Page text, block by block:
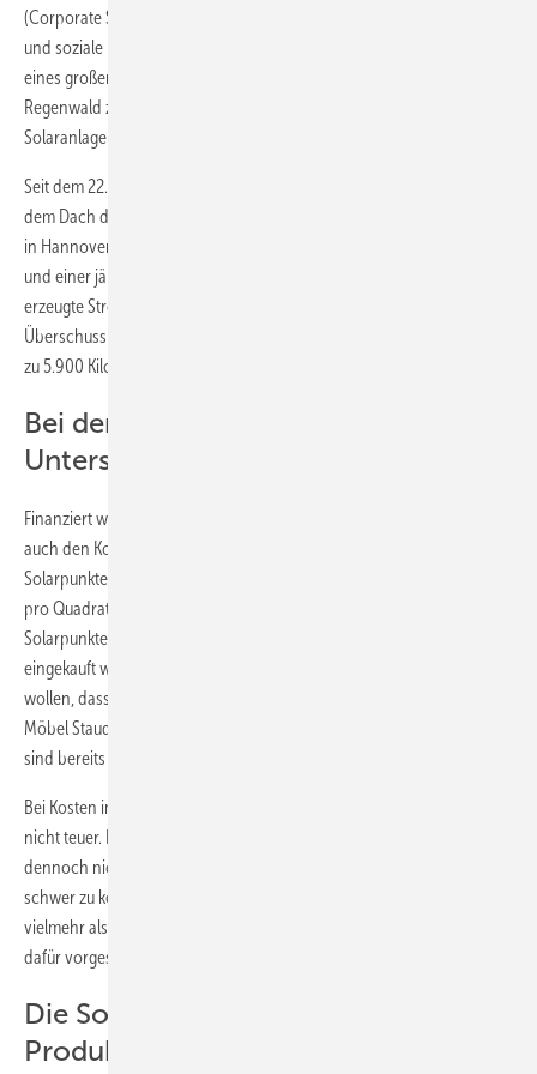
(Corporate Social Responsibility), bei dem Unternehmen ökologische
und soziale Projekte finanziell unterstützen. Das Prinzip ähnelt dem
eines großen Bierbrauers, der über den Verkauf seiner Getränke den
Regenwald zu schützen versucht. Nur geht es statt um Wald nun um
Solaranlagen.
Seit dem 22. Mai 2014 ist die erste Photovoltaikanlage eingeweiht. Auf
dem Dach des Winnicott-Instituts für Kinder- und Jugendpsychologie
in Hannover steht jetzt eine 11,9-Kilowatt-Solaranlage mit 46 Modulen
und einer jährlichen Leistung von 10.800 Kilowattstunden. Der
erzeugte Strom kommt der Einrichtung selbst zugute. Ebenso, was an
Überschuss ins Netz eingespeist wird. Künftig werden so jährlich bis
zu 5.900 Kilogramm CO2 vermieden.
Bei der Finanzierung gab es
Unterstützung
Finanziert wurde die Anlage zunächst von dem Verein Grünstrom, der
auch den Kontakt zu dem Institut hergestellt hat. Jetzt müssen die
Solarpunkte, die für die Anlage ausgegeben werden – bei einem Punkt
pro Quadratzentimeter kommen bei dem Winnicott-Institut 750.000
Solarpunkte zusammen – nur noch von Partnerunternehmen
eingekauft werden. Das sind vor allem Unternehmen, die zeigen
wollen, dass die sich für die Umwelt einsetzen. Bisher zählen dazu
Möbel Staude, Easydisplay und Perbaccowein. Durch ihren Einsatz
sind bereits mehr als 3000 Solarpunkte eingekauft.
Bei Kosten im einstelligen Cent-Bereich für einen Solarpunkt ist das
nicht teuer. Die Ausgaben sollen von den Partnerunternehmen
dennoch nicht auf die Produkte umgelegt werden – auch wenn dies
schwer zu kontrollieren ist. Die Unternehmen sollen die Beteiligung
vielmehr als Marketingmaßnahme verstehen und sie auch aus dem
dafür vorgesehenen Budget finanzieren.
Die Solarpunkte sollen auf die
Produkte